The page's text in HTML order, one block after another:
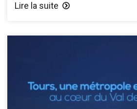
Lire la suite